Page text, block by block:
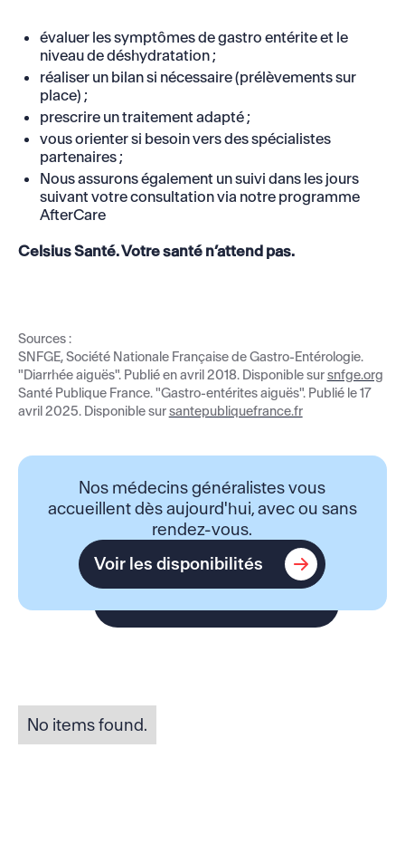
évaluer les symptômes de gastro entérite et le
niveau de déshydratation ;
réaliser un bilan si nécessaire (prélèvements sur
place) ;
prescrire un traitement adapté ;
vous orienter si besoin vers des spécialistes
partenaires ;
Nous assurons également un suivi dans les jours
suivant votre consultation via notre programme
AfterCare
Celsius Santé. Votre santé n’attend pas.
Sources :
SNFGE, Société Nationale Française de Gastro-Entérologie.
"Diarrhée aiguës". Publié en avril 2018. Disponible sursnfge.org
Santé Publique France. "Gastro-entérites aiguës". Publié le 17
avril 2025. Disponible sursantepubliquefrance.fr
Nos médecins généralistes vous
accueillent dès aujourd'hui, avec ou sans
rendez-vous.
Voir les disponibilités
Voir les disponibilités
No items found.